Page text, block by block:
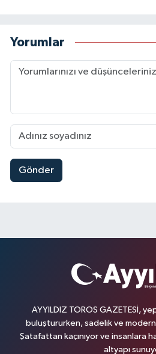
Yorumlar
Gönder
AYYILDIZ TOROS GAZETESİ,
buluştururken, sadelik ve
Şatafattan kaçınıyor ve insanlara
altyapı